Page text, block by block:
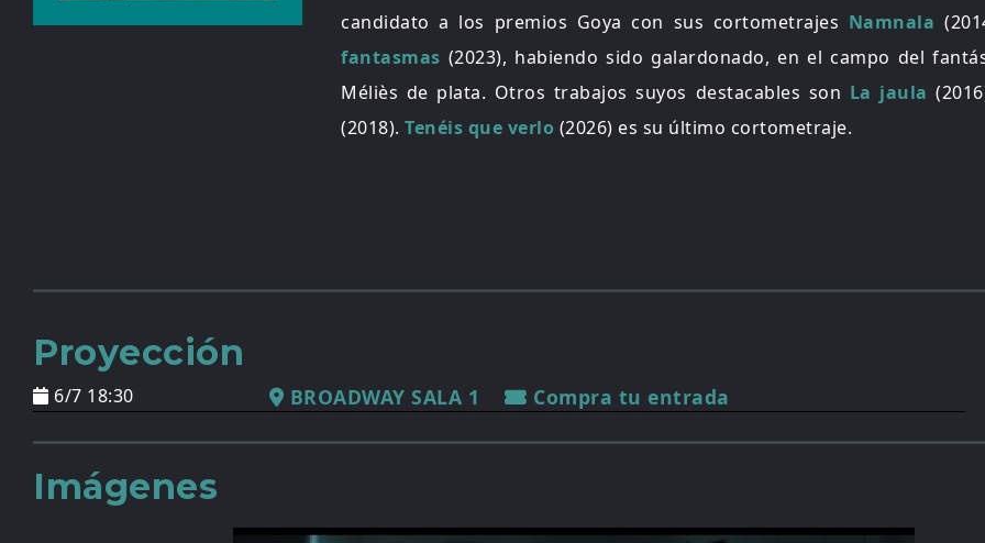
candidato a los premios Goya con sus cortometrajes Namnala
fantasmas (2023), habiendo sido galardonado, en el campo del
Méliès de plata. Otros trabajos suyos destacables son La jaula
(2018). Tenéis que verlo (2026) es su último cortometraje.
Proyección
6/7 18:30 BROADWAY SALA 1 Compra tu entrada
Imágenes